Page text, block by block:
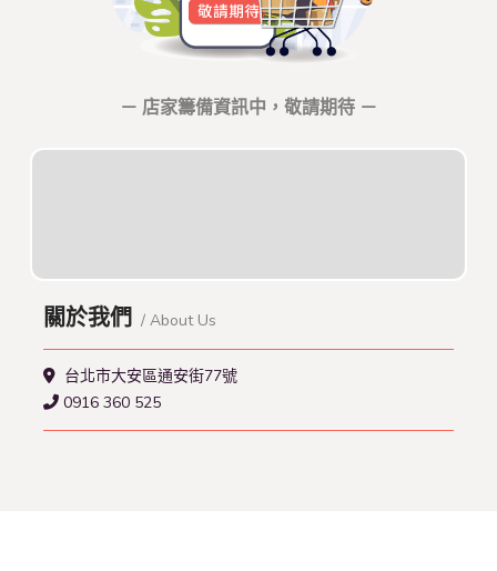
－ 店家籌備資訊中，敬請期待 －
關於我們 / About Us
台北市大安區通安街77號
0916 360 525